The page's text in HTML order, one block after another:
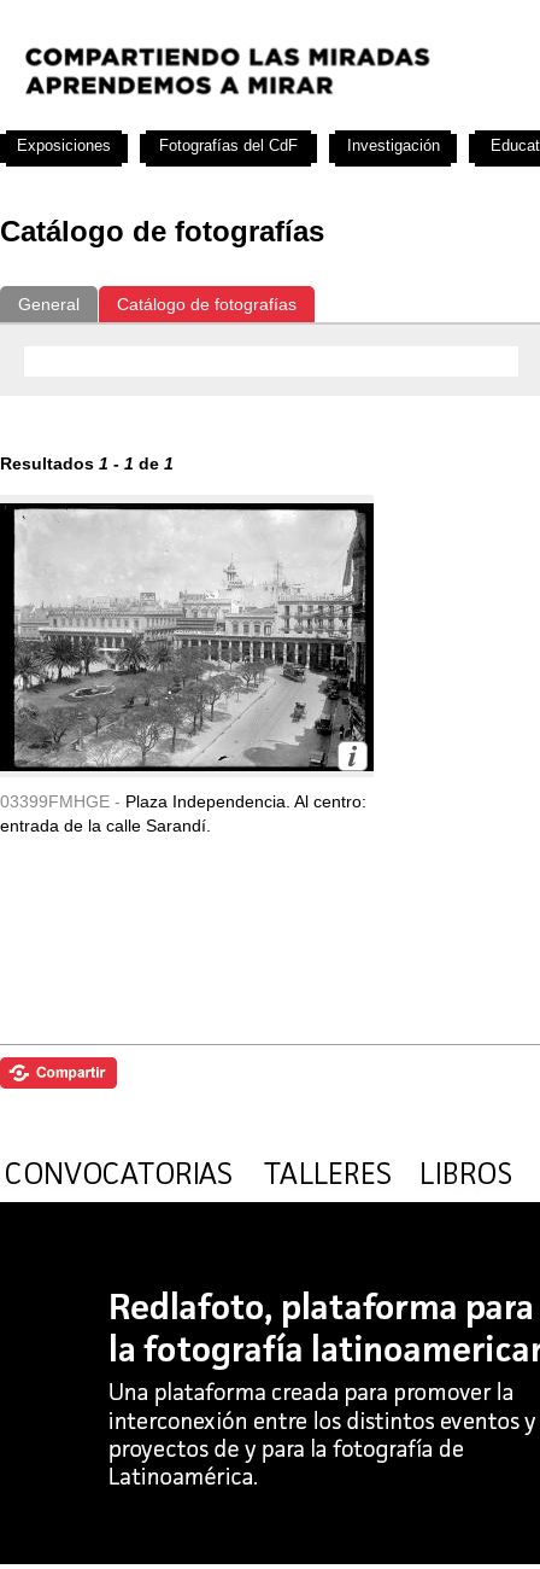
Catálogo de fotografías
General Catálogo de fotografías
Resultados 1 - 1 de 1
03399FMHGE - Plaza Independencia. Al centro:
entrada de la calle Sarandí.
Exposiciones Fotografías del CdF Investigación